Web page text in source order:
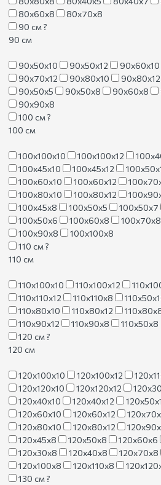
80х60х8
80х70х8
90 см?
90 см
90х50х10 90х50х12 90х60х10
90х70х12
90х80х10 90х80х12
90х50х5
90х50х8 90х60х8
90х90х8
100 см?
100 см
100х100х10 100х100х12
100х45х10
100х45х12
100х60х10
100х60х12
100х80х10
100х80х12
100х45х8
100х50х5 100х50х7
100х50х6
100х60х8 100х70х8
100х90х8
100х100х8
110 см?
110 см
110х100х10 110х100х12
110х110х12
110х110х8
110х80х10
110х80х12
110х90х12
110х90х8
110х50х8
120 см?
120 см
120х100х10 120х100х12
120х120х10
120х120х12
120х40х10
120х40х12
120х60х10
120х60х12
120х80х10
120х80х12
120х45х8
120х50х8 120х60х6
120х30х8
120х40х8 120х70х8
120х100х8
120х110х8
130 см?